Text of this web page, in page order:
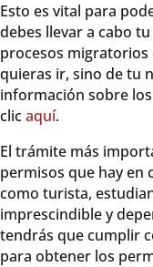
Esto es vital para
debes llevar a cabo
procesos
quieras ir, sino de tu
información sobre
clicaquí.
El trámite más
permisos que hay en
como turista,
imprescindible y
tendrás que cumplir
para obtener los